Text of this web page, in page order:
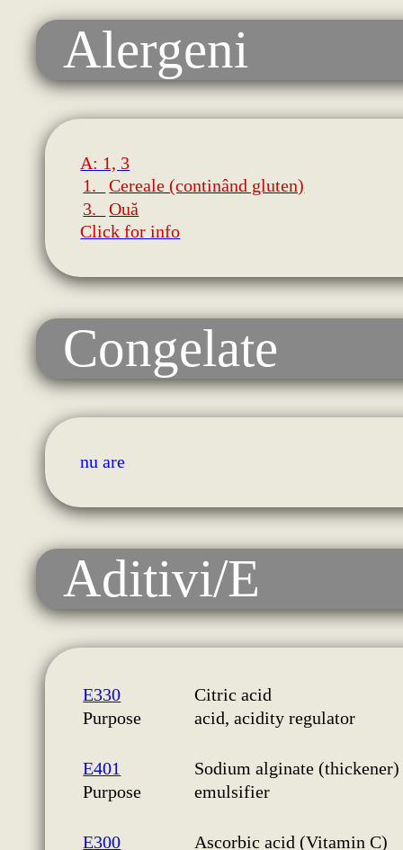
Alergeni
A: 1, 3
1.
Cereale (continând gluten)
3.
Ouă
Click for info
Congelate
nu are
Aditivi/E
E330
Citric acid
Purpose
acid, acidity regulator
E401
Sodium alginate
Purpose
emulsifier
E300 Ascorbic acid (Vitamin C)